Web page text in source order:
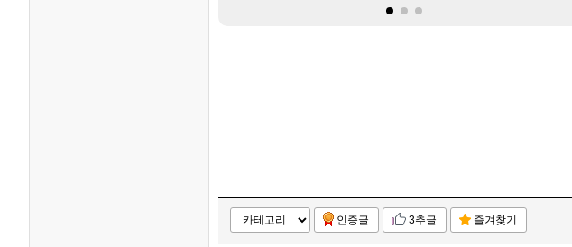
인증글 3추글 즐겨찾기